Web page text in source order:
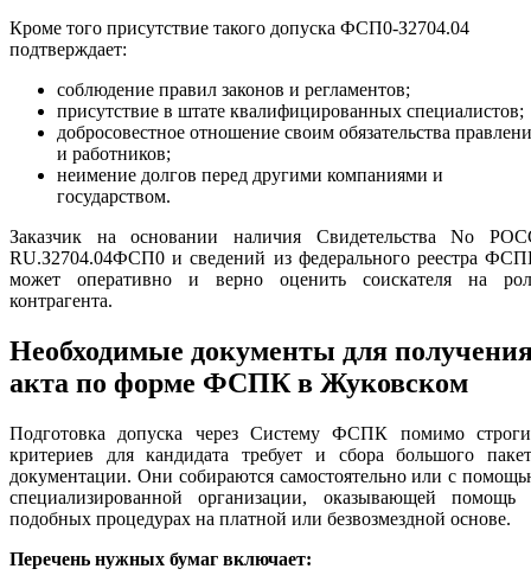
Кроме того присутствие такого допуска ФСП0-З2704.04
подтверждает:
соблюдение правил законов и регламентов;
присутствие в штате квалифицированных специалистов;
добросовестное отношение своим обязательства
и работников;
неимение долгов перед другими компаниями и
государством.
Заказчик на основании наличия Свидетельства No
RU.З2704.04ФСП0 и сведений из федерального реестра
может оперативно и верно оценить соискателя на
контрагента.
Необходимые документы для
акта по форме ФСПК в Жуковском
Подготовка допуска через Систему ФСПК помимо
критериев для кандидата требует и сбора большого
документации. Они собираются самостоятельно или с
специализированной организации, оказывающей помощь
подобных процедурах на платной или безвозмездной основе.
Перечень нужных бумаг включает: